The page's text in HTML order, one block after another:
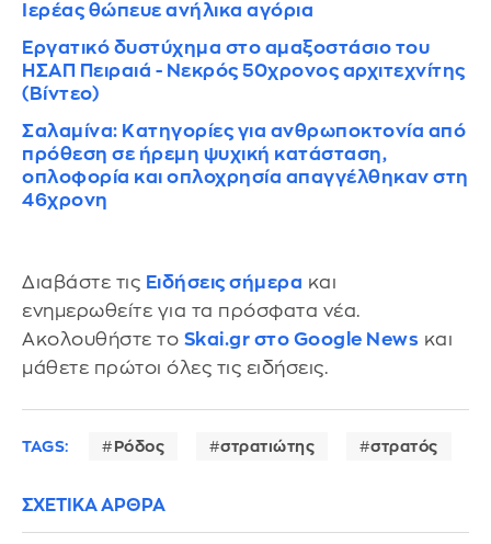
Ιερέας θώπευε ανήλικα αγόρια
Εργατικό δυστύχημα στο αμαξοστάσιο του
ΗΣΑΠ Πειραιά - Νεκρός 50χρονος αρχιτεχνίτης
(Βίντεο)
Σαλαμίνα: Κατηγορίες για ανθρωποκτονία από
πρόθεση σε ήρεμη ψυχική κατάσταση,
οπλοφορία και οπλοχρησία απαγγέλθηκαν στη
46χρονη
Διαβάστε τις Ειδήσεις σήμερα και
ενημερωθείτε για τα πρόσφατα νέα.
Ακολουθήστε το Skai.gr στο Google News και
μάθετε πρώτοι όλες τις ειδήσεις.
TAGS: Ρόδος στρατιώτης στρατός
ΣΧΕΤΙΚΑ ΑΡΘΡΑ